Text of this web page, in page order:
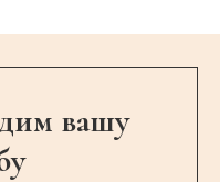
вашу